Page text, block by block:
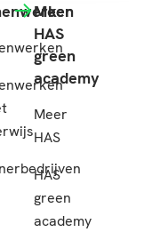
Meer
HAS
green
academy
Meer
HAS
HAS
green
academy